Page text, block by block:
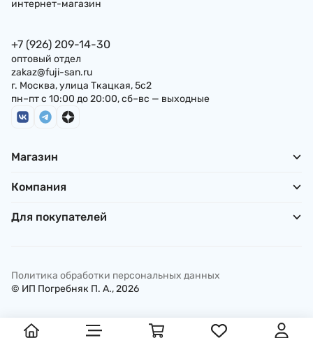
интернет-магазин
+7 (926) 209-14-30
оптовый отдел
zakaz@fuji-san.ru
г. Москва, улица Ткацкая, 5с2
пн–пт с 10:00 до 20:00, сб–вс — выходные
Магазин
Компания
Для покупателей
© ИП Погребняк П. А., 2026
Политика обработки персональных данных